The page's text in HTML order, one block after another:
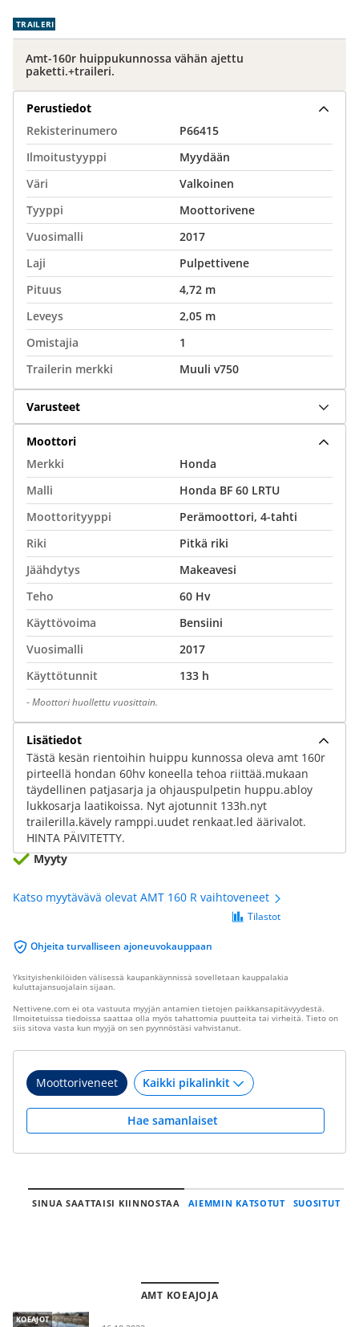
TRAILERI
Amt-160r huippukunnossa vähän ajettu
paketti.+traileri.
Perustiedot
Rekisterinumero
P66415
Ilmoitustyyppi
Myydään
Väri
Valkoinen
Tyyppi
Moottorivene
Vuosimalli
2017
Laji
Pulpettivene
Pituus
4,72 m
Leveys
2,05 m
Omistajia
1
Trailerin merkki
Muuli v750
Varusteet
Moottori
Merkki
Honda
Malli
Honda BF 60 LRTU
Moottorityyppi
Perämoottori, 4-tahti
Riki
Pitkä riki
Jäähdytys
Makeavesi
Teho
60 Hv
Käyttövoima
Bensiini
Vuosimalli
2017
Käyttötunnit
133 h
-Moottori huollettu vuosittain.
Lisätiedot
Tästä kesän rientoihin huippu kunnossa oleva amt 160r
pirteellä hondan 60hv koneella tehoa riittää.mukaan
täydellinen patjasarja ja ohjauspulpetin huppu.abloy
lukkosarja laatikoissa. Nyt ajotunnit 133h.nyt
trailerilla.kävely ramppi.uudet renkaat.led äärivalot.
HINTA PÄIVITETTY.
Myyty
Katso myytävävä olevat AMT 160 R vaihtoveneet
Ohjeita turvalliseen ajoneuvokauppaan
Tilastot
Yksityishenkilöiden välisessä kaupankäynnissä sovelletaan kauppalakia
kuluttajansuojalain sijaan.
Nettivene.com ei ota vastuuta myyjän antamien tietojen paikkansapitävyydestä.
Ilmoitetuissa tiedoissa saattaa olla myös tahattomia puutteita tai virheitä. Tieto on
siis sitova vasta kun myyjä on sen pyynnöstäsi vahvistanut.
Moottoriveneet
Hae samanlaiset
SINUA SAATTAISI KIINNOSTAA AIEMMIN KATSOTUT SUOSITUT
AMT KOEAJOJA
KOEAJOT